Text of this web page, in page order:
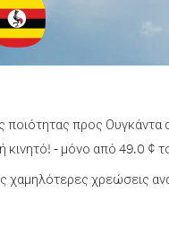
ποιότητας προς Ουγκάντα
- μόνο από 49.0 ¢
χαμηλότερες χρεώσεις